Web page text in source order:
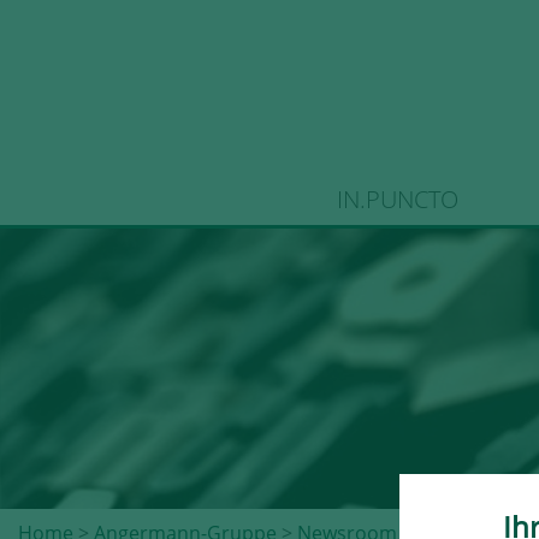
IN.PUNCTO
Home > Angermann-Gruppe > Newsroom